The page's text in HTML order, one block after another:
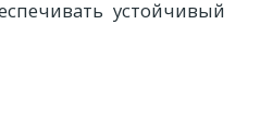
устойчивый